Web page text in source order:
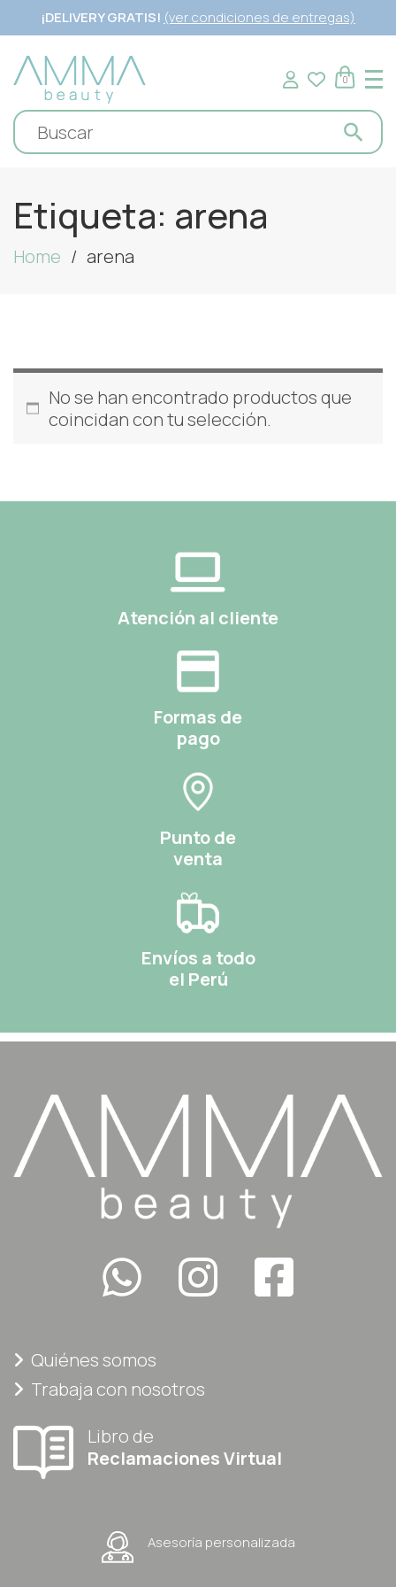
¡DELIVERY GRATIS! (ver condiciones de entregas)
0
Etiqueta: arena
Home arena
No se han encontrado productos que
coincidan con tu selección.
Atención al cliente
Formas de
pago
Punto de
venta
Envíos a todo
el Perú
Quiénes somos
Trabaja con nosotros
Libro de
Reclamaciones Virtual
Asesoría personalizada